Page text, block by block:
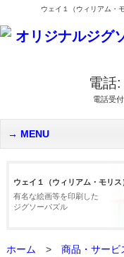
ウェイ１（ウィリアム・
電話:
電話受
MENU
ウェイ１（ウィリアム・モリス
有名な絵画等を印刷した
ジグソーパズル
ホーム > 商品・サービ